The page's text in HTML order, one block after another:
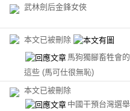
武林劍后金鋒女俠
本文已被刪除
馬狗獨腳畜牲會
這些 (馬可仕很無恥)
本文已被刪除
中國干預台灣選